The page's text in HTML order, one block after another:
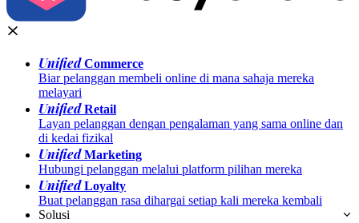
UnifiedCommerce
Biar pelanggan membeli online di mana sahaja mereka
melayari
UnifiedRetail
Layan pelanggan dengan pengalaman yang sama online dan
di kedai fizikal
UnifiedMarketing
Hubungi pelanggan melalui platform pilihan mereka
UnifiedLoyalty
Buat pelanggan rasa dihargai setiap kali mereka kembali
Solusi